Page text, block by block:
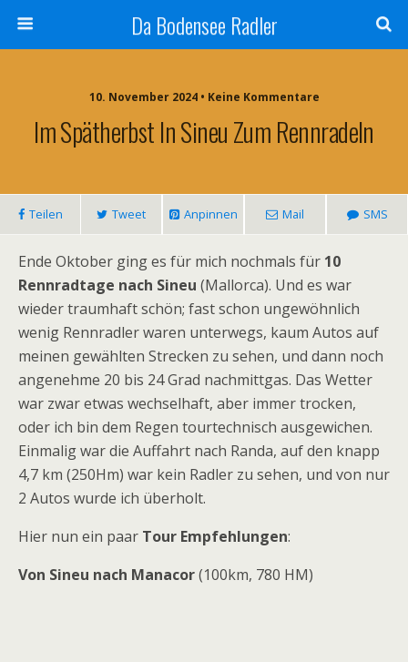
Da Bodensee Radler
10. November 2024 • Keine Kommentare
Im Spätherbst In Sineu Zum Rennradeln
Teilen Tweet Anpinnen Mail SMS
Ende Oktober ging es für mich nochmals für 10
Rennradtage nach Sineu (Mallorca). Und es war
wieder traumhaft schön; fast schon ungewöhnlich
wenig Rennradler waren unterwegs, kaum Autos auf
meinen gewählten Strecken zu sehen, und dann noch
angenehme 20 bis 24 Grad nachmittgas. Das Wetter
war zwar etwas wechselhaft, aber immer trocken,
oder ich bin dem Regen tourtechnisch ausgewichen.
Einmalig war die Auffahrt nach Randa, auf den knapp
4,7 km (250Hm) war kein Radler zu sehen, und von nur
2 Autos wurde ich überholt.
Hier nun ein paar Tour Empfehlungen:
Von Sineu nach Manacor(100km, 780 HM)